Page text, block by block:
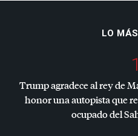
LO
1
Trump agradece al rey de
honor una autopista que
ocupado del